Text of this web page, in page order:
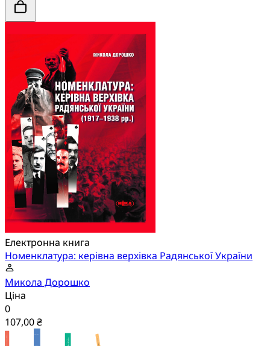
Електронна книга
Номенклатура: керівна верхівка Радянської України
Микола Дорошко
Ціна
0
107,00 ₴